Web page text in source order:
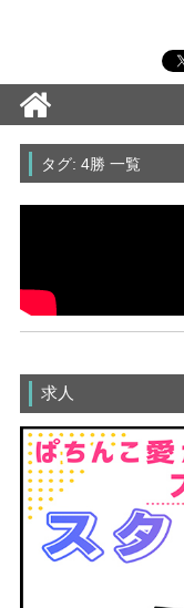
タグ: 4勝 一覧
求人